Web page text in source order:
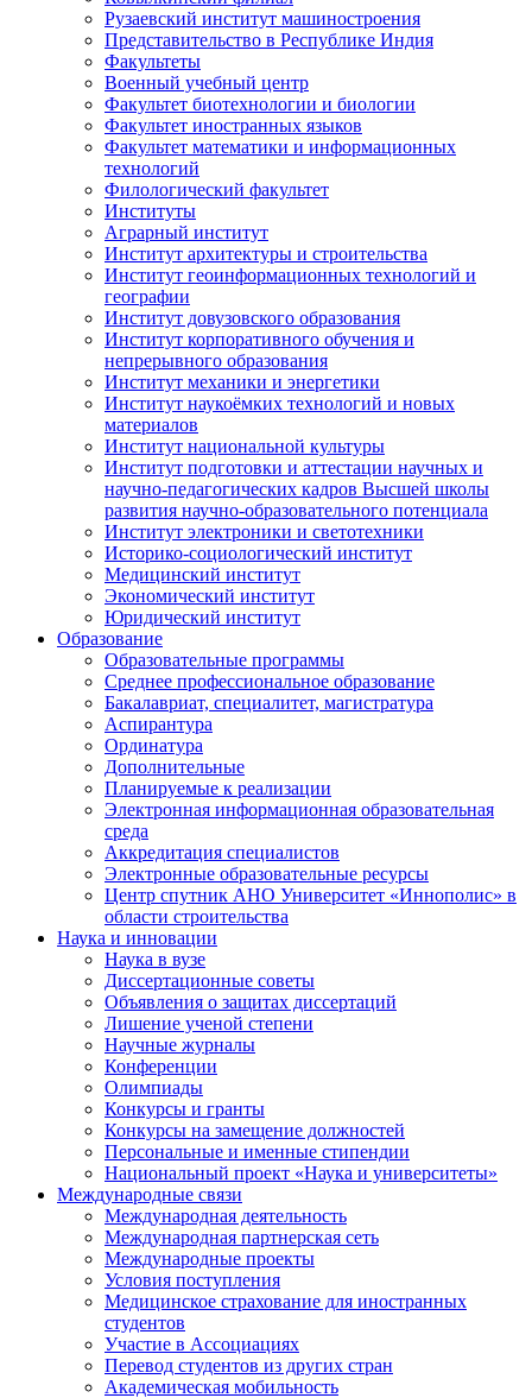
Рузаевский институт машиностроения
Представительство в Республике Индия
Факультеты
Военный учебный центр
Факультет биотехнологии и биологии
Факультет иностранных языков
Факультет математики и информационных
технологий
Филологический факультет
Институты
Аграрный институт
Институт архитектуры и строительства
Институт геоинформационных технологий и
географии
Институт довузовского образования
Институт корпоративного обучения и
непрерывного образования
Институт механики и энергетики
Институт наукоёмких технологий и новых
материалов
Институт национальной культуры
Институт подготовки и аттестации научных и
научно-педагогических кадров Высшей школы
развития научно-образовательного потенциала
Институт электроники и светотехники
Историко-социологический институт
Медицинский институт
Экономический институт
Юридический институт
Образование
Образовательные программы
Среднее профессиональное образование
Бакалавриат, специалитет, магистратура
Аспирантура
Ординатура
Дополнительные
Планируемые к реализации
Электронная информационная образовательная
среда
Аккредитация специалистов
Электронные образовательные ресурсы
Центр спутник АНО Университет «Иннополис» в
области строительства
Наука и инновации
Наука в вузе
Диссертационные советы
Объявления о защитах диссертаций
Лишение ученой степени
Научные журналы
Конференции
Олимпиады
Конкурсы и гранты
Конкурсы на замещение должностей
Персональные и именные стипендии
Национальный проект «Наука и университеты»
Международные связи
Международная деятельность
Международная партнерская сеть
Международные проекты
Условия поступления
Медицинское страхование для иностранных
студентов
Участие в Ассоциациях
Перевод студентов из других стран
Академическая мобильность